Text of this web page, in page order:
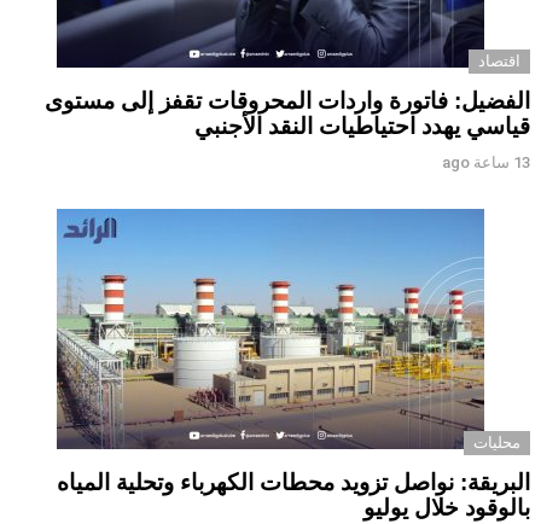
اقتصاد
الفضيل: فاتورة واردات المحروقات تقفز إلى مستوى
قياسي يهدد احتياطيات النقد الأجنبي
13 ساعة ago
محليات
البريقة: نواصل تزويد محطات الكهرباء وتحلية المياه
بالوقود خلال يوليو